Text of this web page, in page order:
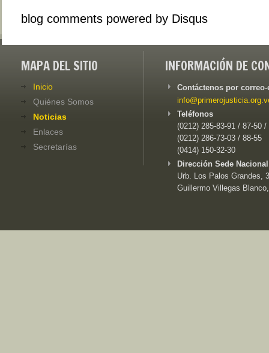
blog comments powered by Disqus
MAPA DEL SITIO
Inicio
Quiénes Somos
Noticias
Enlaces
Secretarías
INFORMACIÓN DE
Contáctenos por
Teléfonos
(0212) 285-83-91 / 87-50 /
(0212) 286-73-03 / 88-55
(0414) 150-32-30
Dirección Sede
Urb. Los Palos Grandes,
Guillermo Villegas